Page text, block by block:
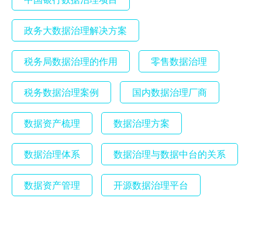
政务大数据治理解决方案
税务局数据治理的作用 零售数据治理
税务数据治理案例 国内数据治理厂商
数据资产梳理 数据治理方案
数据治理体系 数据治理与数据中台的关系
数据资产管理 开源数据治理平台